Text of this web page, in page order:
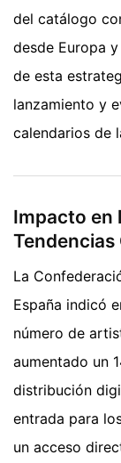
del catálogo
desde Europa
de esta
lanzamiento y
calendarios de
Impacto en
La
España indicó
número de
aumentado un
distribución
entrada para
un acceso